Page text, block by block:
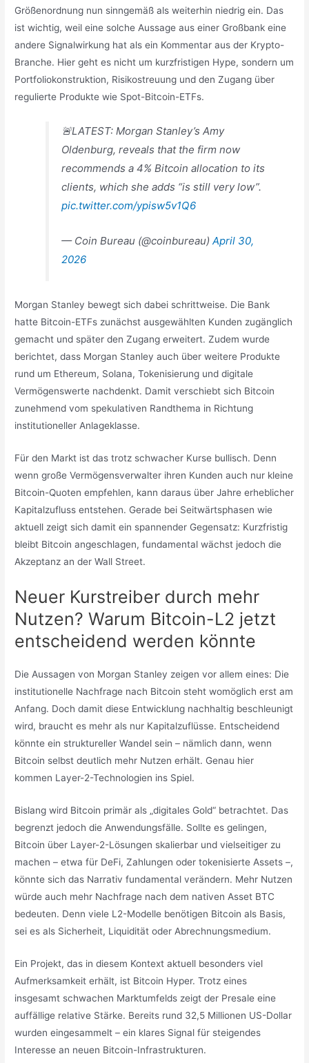
Größenordnung nun sinngemäß als weiterhin niedrig ein. Das
ist wichtig, weil eine solche Aussage aus einer Großbank eine
andere Signalwirkung hat als ein Kommentar aus der Krypto-
Branche. Hier geht es nicht um kurzfristigen Hype, sondern um
Portfoliokonstruktion, Risikostreuung und den Zugang über
regulierte Produkte wie Spot-Bitcoin-ETFs.
🚨LATEST: Morgan Stanley’s Amy
Oldenburg, reveals that the firm now
recommends a 4% Bitcoin allocation to its
clients, which she adds “is still very low”.
pic.twitter.com/ypisw5v1Q6
— Coin Bureau (@coinbureau)April 30,
2026
Morgan Stanley bewegt sich dabei schrittweise. Die Bank
hatte Bitcoin-ETFs zunächst ausgewählten Kunden zugänglich
gemacht und später den Zugang erweitert. Zudem wurde
berichtet, dass Morgan Stanley auch über weitere Produkte
rund um Ethereum, Solana, Tokenisierung und digitale
Vermögenswerte nachdenkt. Damit verschiebt sich Bitcoin
zunehmend vom spekulativen Randthema in Richtung
institutioneller Anlageklasse.
Für den Markt ist das trotz schwacher Kurse bullisch. Denn
wenn große Vermögensverwalter ihren Kunden auch nur kleine
Bitcoin-Quoten empfehlen, kann daraus über Jahre erheblicher
Kapitalzufluss entstehen. Gerade bei Seitwärtsphasen wie
aktuell zeigt sich damit ein spannender Gegensatz: Kurzfristig
bleibt Bitcoin angeschlagen, fundamental wächst jedoch die
Akzeptanz an der Wall Street.
Neuer Kurstreiber durch mehr
Nutzen? Warum Bitcoin-L2 jetzt
entscheidend werden könnte
Die Aussagen von Morgan Stanley zeigen vor allem eines: Die
institutionelle Nachfrage nach Bitcoin steht womöglich erst am
Anfang. Doch damit diese Entwicklung nachhaltig beschleunigt
wird, braucht es mehr als nur Kapitalzuflüsse. Entscheidend
könnte ein struktureller Wandel sein – nämlich dann, wenn
Bitcoin selbst deutlich mehr Nutzen erhält. Genau hier
kommen Layer-2-Technologien ins Spiel.
Bislang wird Bitcoin primär als „digitales Gold“ betrachtet. Das
begrenzt jedoch die Anwendungsfälle. Sollte es gelingen,
Bitcoin über Layer-2-Lösungen skalierbar und vielseitiger zu
machen – etwa für DeFi, Zahlungen oder tokenisierte Assets –,
könnte sich das Narrativ fundamental verändern. Mehr Nutzen
würde auch mehr Nachfrage nach dem nativen Asset BTC
bedeuten. Denn viele L2-Modelle benötigen Bitcoin als Basis,
sei es als Sicherheit, Liquidität oder Abrechnungsmedium.
Ein Projekt, das in diesem Kontext aktuell besonders viel
Aufmerksamkeit erhält, ist Bitcoin Hyper. Trotz eines
insgesamt schwachen Marktumfelds zeigt der Presale eine
auffällige relative Stärke. Bereits rund 32,5 Millionen US-Dollar
wurden eingesammelt – ein klares Signal für steigendes
Interesse an neuen Bitcoin-Infrastrukturen.